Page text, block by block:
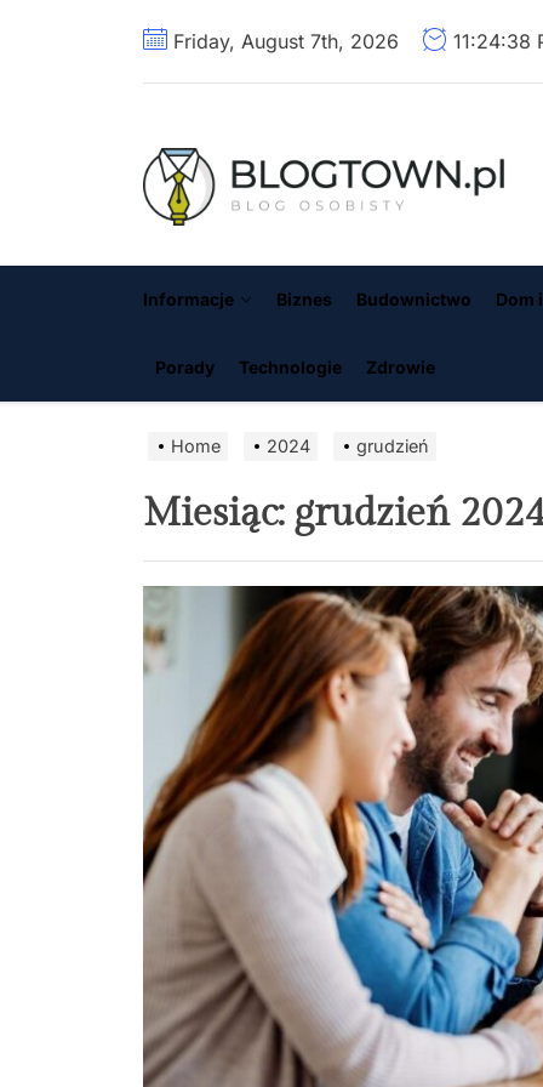
Friday, August 7th, 2026 11:24:39
Informacje Biznes Budownictwo Dom
Porady Technologie Zdrowie
Home 2024 grudzień
Miesiąc: grudzień